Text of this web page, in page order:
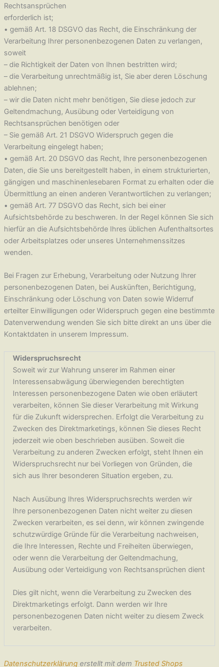
Rechtsansprüchen
erforderlich ist;
• gemäß Art. 18 DSGVO das Recht, die Einschränkung der
Verarbeitung Ihrer personenbezogenen Daten zu verlangen,
soweit
– die Richtigkeit der Daten von Ihnen bestritten wird;
– die Verarbeitung unrechtmäßig ist, Sie aber deren Löschung
ablehnen;
– wir die Daten nicht mehr benötigen, Sie diese jedoch zur
Geltendmachung, Ausübung oder Verteidigung von
Rechtsansprüchen benötigen oder
– Sie gemäß Art. 21 DSGVO Widerspruch gegen die
Verarbeitung eingelegt haben;
• gemäß Art. 20 DSGVO das Recht, Ihre personenbezogenen
Daten, die Sie uns bereitgestellt haben, in einem strukturierten,
gängigen und maschinenlesebaren Format zu erhalten oder die
Übermittlung an einen anderen Verantwortlichen zu verlangen;
• gemäß Art. 77 DSGVO das Recht, sich bei einer
Aufsichtsbehörde zu beschweren. In der Regel können Sie sich
hierfür an die Aufsichtsbehörde Ihres üblichen Aufenthaltsortes
oder Arbeitsplatzes oder unseres Unternehmenssitzes
wenden.
Bei Fragen zur Erhebung, Verarbeitung oder Nutzung Ihrer
personenbezogenen Daten, bei Auskünften, Berichtigung,
Einschränkung oder Löschung von Daten sowie Widerruf
erteilter Einwilligungen oder Widerspruch gegen eine bestimmte
Datenverwendung wenden Sie sich bitte direkt an uns über die
Kontaktdaten in unserem Impressum.
Widerspruchsrecht
Soweit wir zur Wahrung unserer im Rahmen einer
Interessensabwägung überwiegenden berechtigten
Interessen personenbezogene Daten wie oben erläutert
verarbeiten, können Sie dieser Verarbeitung mit Wirkung
für die Zukunft widersprechen. Erfolgt die Verarbeitung zu
Zwecken des Direktmarketings, können Sie dieses Recht
jederzeit wie oben beschrieben ausüben. Soweit die
Verarbeitung zu anderen Zwecken erfolgt, steht Ihnen ein
Widerspruchsrecht nur bei Vorliegen von Gründen, die
sich aus Ihrer besonderen Situation ergeben, zu.
Nach Ausübung Ihres Widerspruchsrechts werden wir
Ihre personenbezogenen Daten nicht weiter zu diesen
Zwecken verarbeiten, es sei denn, wir können zwingende
schutzwürdige Gründe für die Verarbeitung nachweisen,
die Ihre Interessen, Rechte und Freiheiten überwiegen,
oder wenn die Verarbeitung der Geltendmachung,
Ausübung oder Verteidigung von Rechtsansprüchen dient
Dies gilt nicht, wenn die Verarbeitung zu Zwecken des
Direktmarketings erfolgt. Dann werden wir Ihre
personenbezogenen Daten nicht weiter zu diesem Zweck
verarbeiten.
Datenschutzerklärungerstellt mit dem Trusted Shops